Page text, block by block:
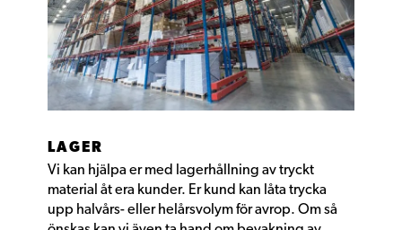
LAGER
Vi kan hjälpa er med lagerhållning av tryckt
material åt era kunder. Er kund kan låta trycka
upp halvårs- eller helårsvolym för avrop. Om så